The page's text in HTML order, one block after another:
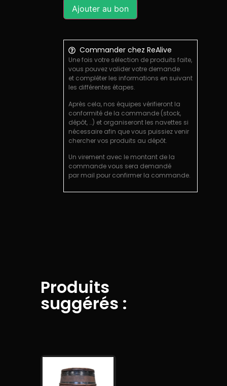
Ajouter au bon
Commander chez ReAlive
Une fois votre sélection de produits faite,
vous pouvez valider votre demande
et compléter les informations en suivant
les différentes étapes.
Après cela, nos équipes vérifieront la
conformité de la commande (stock,
dépôt, …) et organiseront les navettes si
nécessaire afin que vous puissiez venir
chercher vos produits au dépôt.
Un virement avec le montant de la
commande vous sera demandé
par mail pour confirmer la commande.
Produits
suggérés :